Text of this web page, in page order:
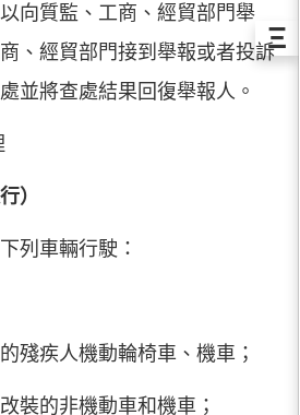
向質監、工商、經貿部門舉
、經貿部門接到舉報或者投訴
並將查處結果回復舉報人。
）
列車輛行駛：
殘疾人機動輪椅車、機車；
裝的非機動車和機車；
Ξ